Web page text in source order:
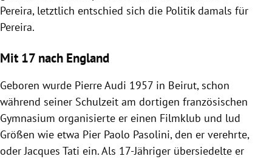
Pereira, letztlich entschied sich die Politik damals für
Pereira.
Mit 17 nach England
Geboren wurde Pierre Audi 1957 in Beirut, schon
während seiner Schulzeit am dortigen französischen
Gymnasium organisierte er einen Filmklub und lud
Größen wie etwa Pier Paolo Pasolini, den er verehrte,
oder Jacques Tati ein. Als 17-Jähriger übersiedelte er